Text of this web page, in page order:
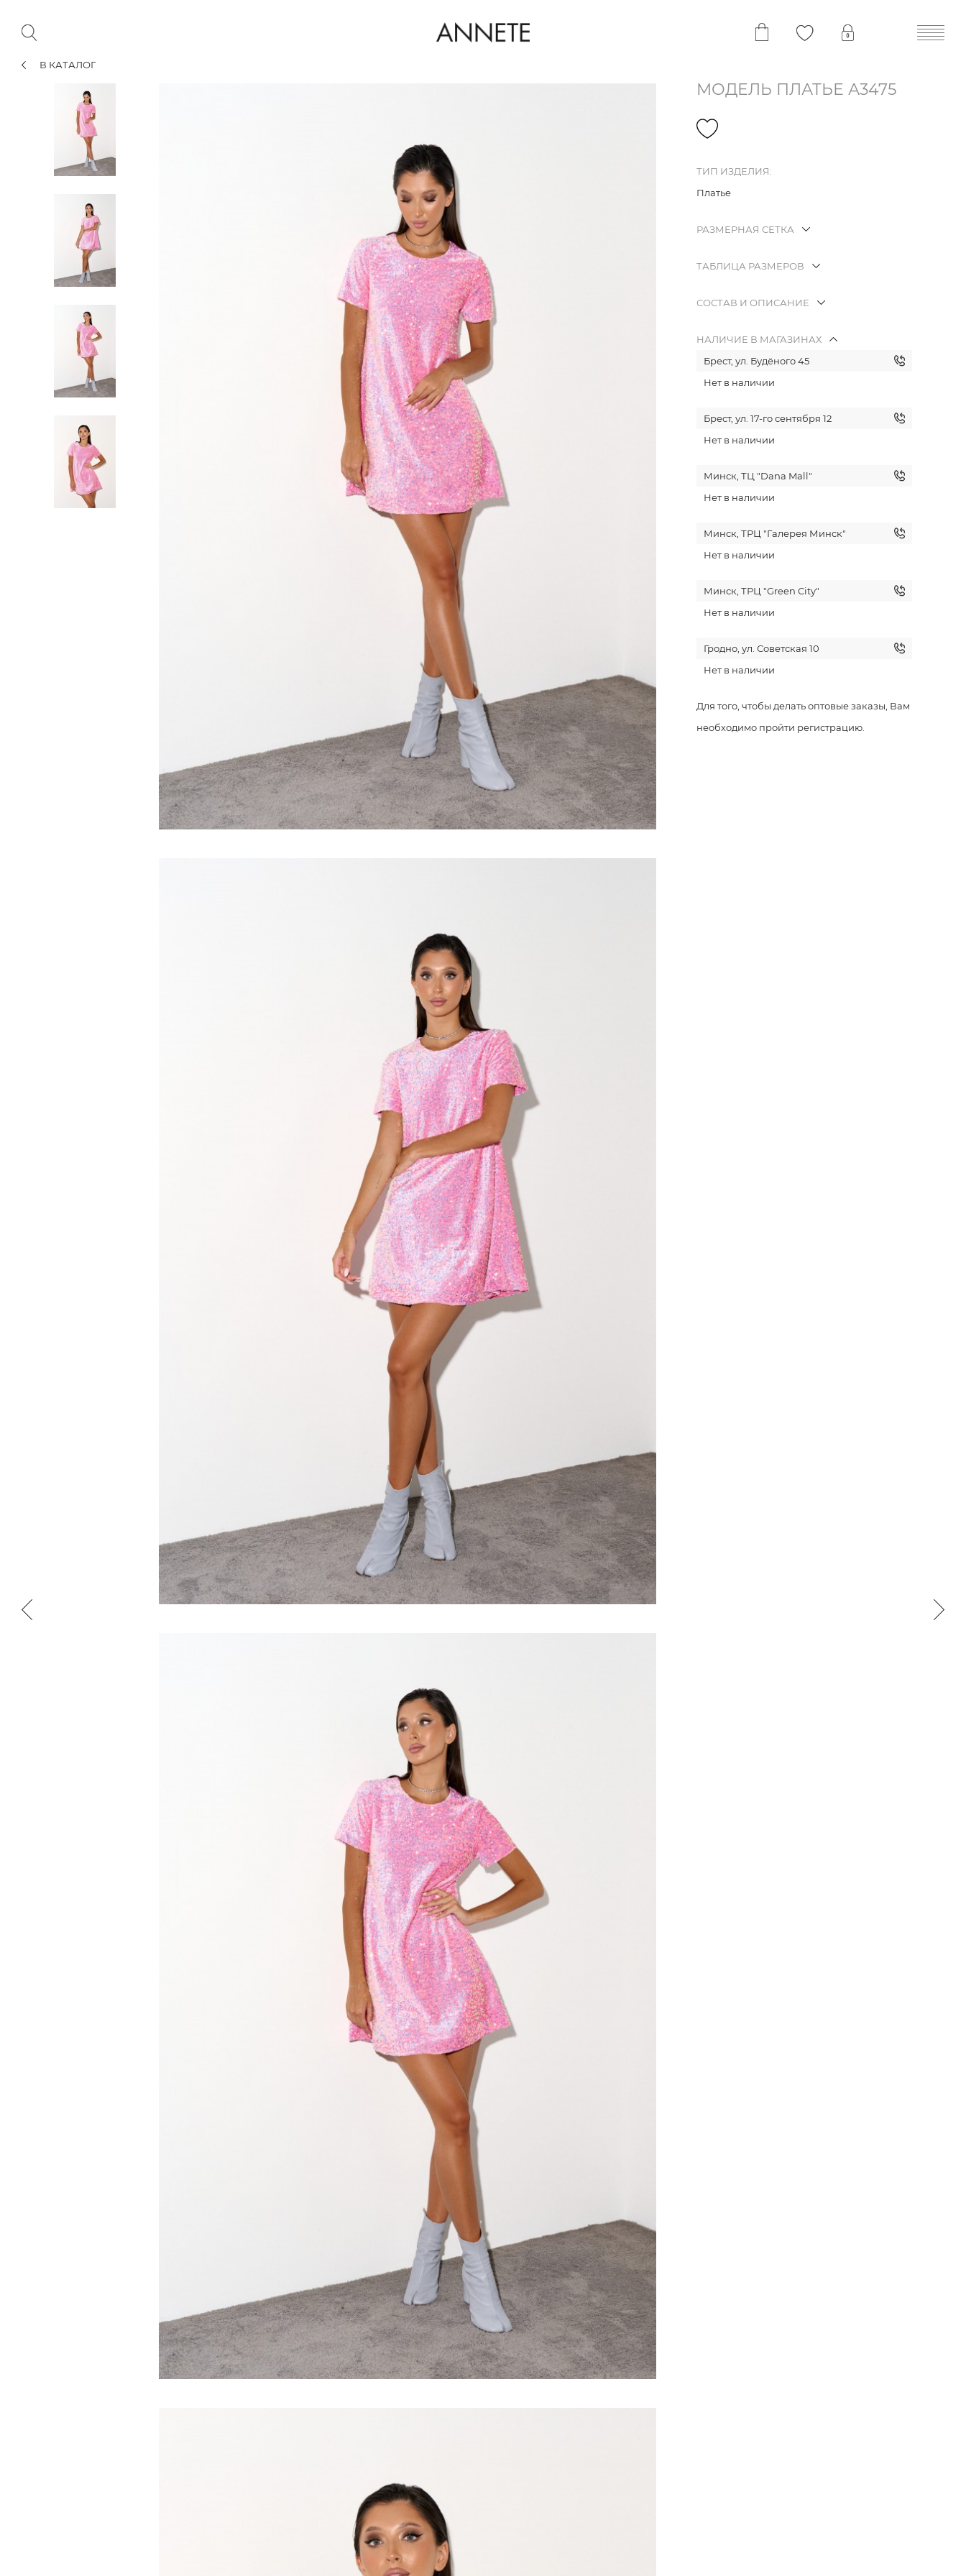
В КАТАЛОГ
МОДЕЛЬ ПЛАТЬЕ А3475
ТИП ИЗДЕЛИЯ:
Платье
РАЗМЕРНАЯ СЕТКА
ТАБЛИЦА РАЗМЕРОВ
СОСТАВ И ОПИСАНИЕ
НАЛИЧИЕ В МАГАЗИНАХ
Брест, ул. Будёного 45
Нет в наличии
Брест, ул. 17-го сентября 12
Нет в наличии
Минск, ТЦ "Dana Mall"
Нет в наличии
Минск, ТРЦ "Галерея Минск"
Нет в наличии
Минск, ТРЦ "Green City"
Нет в наличии
Гродно, ул. Советская 10
Нет в наличии
Для того, чтобы делать оптовые заказы, Вам
необходимо пройти регистрацию.